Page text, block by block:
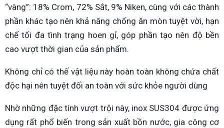
“vàng”: 18% Crom, 72% Sắt, 9% Niken, cùng với các thành
phần khác tạo nên khả năng chống ăn mòn tuyệt vời, hạn
chế tối đa tình trạng hoen gỉ, góp phần tạo nên độ bền
cao vượt thời gian của sản phẩm.
Không chỉ có thế vật liệu này hoàn toàn không chứa chất
độc hại nên tuyệt đối an toàn với sức khỏe người dùng
Nhờ những đặc tính vượt trội này, inox SUS304 được ứng
dụng rất phổ biến trong sản xuất bồn nước, gia công cơ